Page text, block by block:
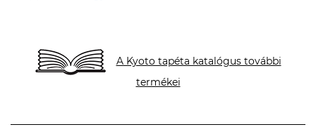
A Kyoto tapéta katalógus további
termékei